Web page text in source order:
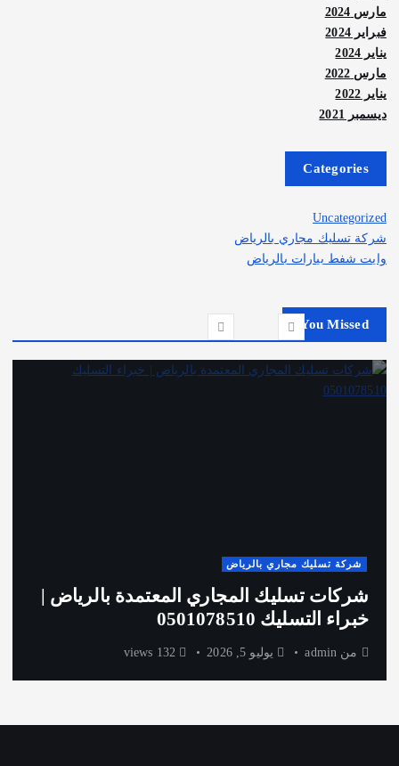
مارس 2024
فبراير 2024
يناير 2024
مارس 2022
يناير 2022
ديسمبر 2021
Categories
Uncategorized
شركة تسليك مجاري بالرياض
وايت شفط بيارات بالرياض
You Missed
شركة تسليك مجاري بالرياض
شركات تسليك المجاري المعتمدة بالرياض |
خبراء التسليك 0501078510
من admin يوليو 5, 2026